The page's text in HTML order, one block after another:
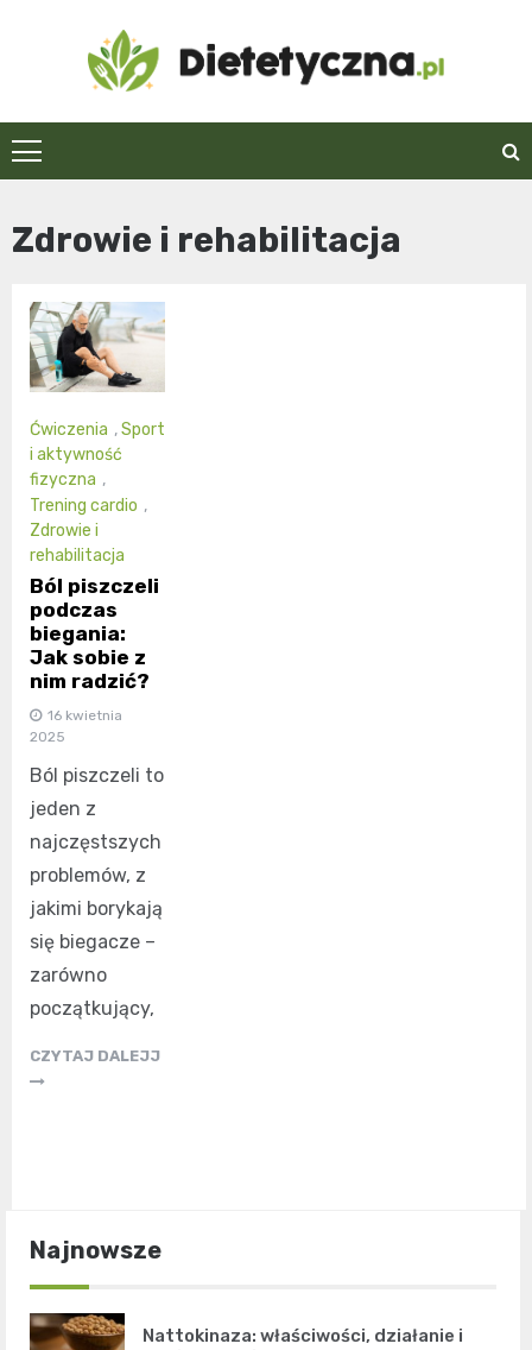
Dietetyczna.pl
Zdrowie i rehabilitacja
Ćwiczenia ,Sport
i aktywność
fizyczna ,
Trening cardio ,
Zdrowie i
rehabilitacja
Ból piszczeli
podczas
biegania:
Jak sobie z
nim radzić?
16 kwietnia
2025
Ból piszczeli to
jeden z
najczęstszych
problemów, z
jakimi borykają
się biegacze –
zarówno
początkujący,
CZYTAJ DALEJJ
Najnowsze
Nattokinaza: właściwości, działanie i